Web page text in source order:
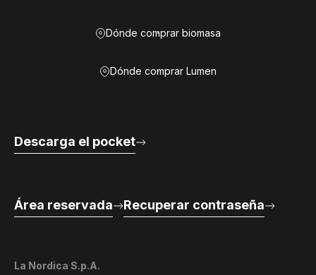
Dónde comprar biomasa
Dónde comprar Lumen
La Nordica S.p.A.
Descarga el pocket
Área reservada Recuperar contraseña